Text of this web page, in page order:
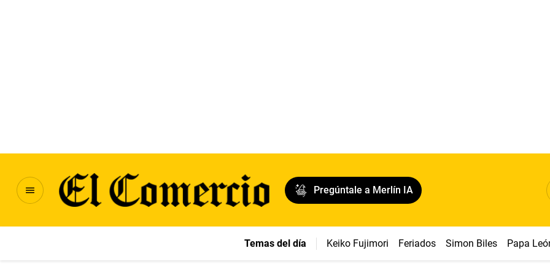
Pregúntale a Merlín IA
Temas del día Keiko Fujimori Feriados Simon Biles Papa